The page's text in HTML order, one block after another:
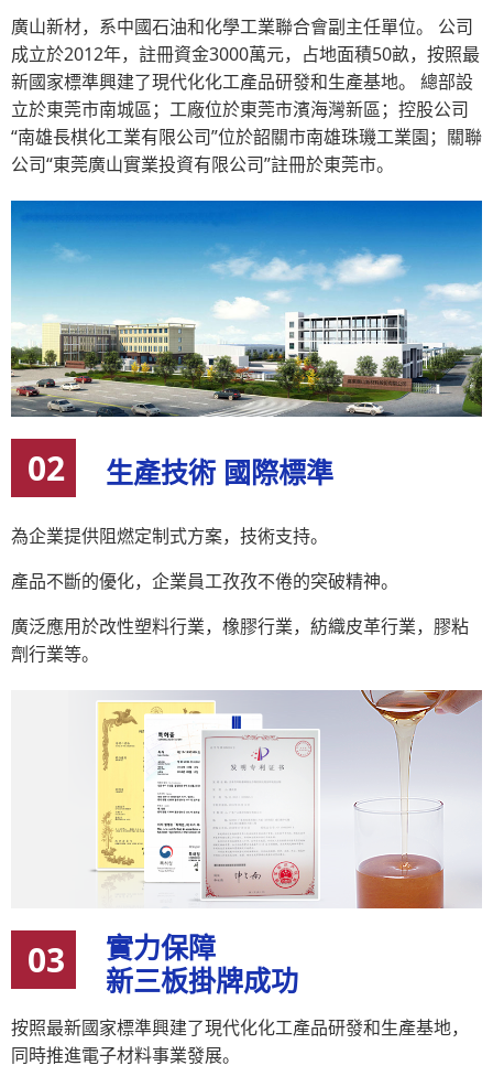
廣山新材，系中國石油和化學工業聯合會副主任單位。 公司
成立於2012年，註冊資金3000萬元，占地面積50畝，按照最
新國家標準興建了現代化化工產品研發和生產基地。 總部設
立於東莞市南城區；工廠位於東莞市濱海灣新區；控股公司
“南雄長棋化工業有限公司”位於韶關市南雄珠璣工業園；關聯
公司“東莞廣山實業投資有限公司”註冊於東莞市。
02 生產技術 國際標準
為企業提供阻燃定制式方案，技術支持。
產品不斷的優化，企業員工孜孜不倦的突破精神。
廣泛應用於改性塑料行業，橡膠行業，紡織皮革行業，膠粘
劑行業等。
03
實力保障
新三板掛牌成功
按照最新國家標準興建了現代化化工產品研發和生產基地，
同時推進電子材料事業發展。